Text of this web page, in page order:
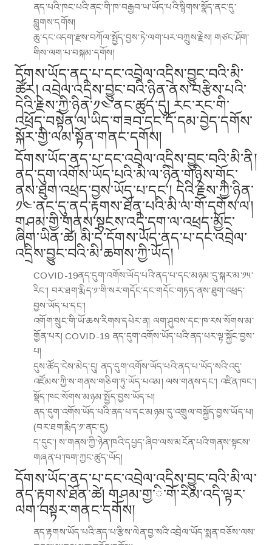
ནད་པའི་ཁང་པའི་ནང་གི་ཁ་བརྒྱབ་ཡ་ཡོད་པའི་སྙིགས་སྣོད་ནང་དུ་
བླུགས་དགོས།
ཆུ་དང་འདག་རྫས་བཀོལ་སྤྱོད་བྱས་ཏེ་ལག་པར་བཀྲུས་རྗེས། གཙང་ཤོག་
གིས་ལག་པ་བསྐམ་དགོས།
དོགས་ཡོད་ནད་པ་དང་འབྲེལ་འདྲིས་བྱུང་བའི་མི་
ཚོར། འབྲེལ་འདྲིས་བྱུང་བའི་ཉིན་ནས་བརྩིས་པའི་
དེའི་རྗེས་ཀྱི་ཉིན་༡༤་ནང་ཚུད་དུ། རང་རང་གི་
འཕྲོད་བསྟེན་ལ་ཡིད་གཟབ་དང་དོ་དམ་བྱེད་དགོས་
སྐོར་གྱི་ལམ་སྟོན་གནང་དགོས།
དོགས་ཡོད་ནད་པ་དང་འབྲེལ་འདྲིས་བྱུང་བའི་མི་ནི།
ནད་དུག་འགོས་ཡོད་པའི་མི་ལ་ཉིན་གཉིས་གོང་
ནས་ཐུག་འཕྲད་བྱས་ཡོད་པ་དང་། དེའི་རྗེས་ཀྱི་ཉིན་
༡༤་ནང་དུ་ནད་རྟགས་ཐོན་པའི་མི་ལ་གོ་དགོས་ལ།
གཤམ་གྱི་གནས་སྟངས་འདི་དག་ལ་འཕྲད་མྱོང་
ཞིག་ཡིན་ཚེ། མི་དེ་དོགས་ཡོད་ནད་པ་དང་འབྲེལ་
འདྲིས་བྱུང་བའི་མི་ཆགས་ཀྱི་ཡོད།
COVID-19ནད་དུག་འགོས་ཡོད་པའི་ནད་པ་དང་མཉམ་དུ་སྐར་མ་༡༥་
རིང་། བར་ཐག་རྨིད་༡་གི་སར་གདོང་དང་གདོང་གཏད་ནས་ཐུག་འཕྲད་
བྱས་ཡོད་པ་དང་།
འགོག་སྲུང་གི་ཡོ་ཆས་རིགས་དཔེར་ན། ལག་ཤུབས་དང་ཁ་རས་སོགས་མ་
གྱོན་པར།COVID-19 ནད་དུག་འགོས་ཡོད་པའི་ནད་པར་ལྟ་སྐྱོང་བྱས་
པ།
དུས་ཚོད་ངེས་མེད་དུ། ནད་དུག་འགོས་ཡོད་པའི་ནད་པ་ཡོད་སའི་འདུ་
འཛོམས་ཀྱི་ས་གནས་གཅིག་ཏུ་ཡོད་པའམ། ལས་གནས་དང་། འཛིན་ཁང་།
སྡོད་ཁང་སོགས་མཉམ་སྤྱོད་བྱས་ཡོད་པ།
ནད་དུག་འགོས་ཡོད་པའི་ནད་པ་དང་མཉམ་དུ་འགྲུལ་བསྐྱོད་བྱས་ཡོད་པ།
(བར་ཐག་རྨིད་༡་ནང་དུ)
ད་དུང་། ས་གནས་ཀྱི་ཉེན་ཁའི་དཔྱད་ཞིབ་ལས་མངོན་པའི་གནས་སྟངས་
གཞན་པ་ཁག་ཀྱང་ཚུད་ཡོད།
དོགས་ཡོད་ནད་པ་དང་འབྲེལ་འདྲིས་བྱུང་བའི་མི་ལ་
ནད་རྟགས་ཐོན་ཚེ། གཤམ་གྱ་ི་གོ་རིམ་འདི་ལྟར་
ལག་བསྟར་གནང་དགོས།
ནད་རྟགས་ཡོད་པའི་ནད་པ་རྩིས་ལེན་བྱ་སའི་འབྲེལ་ཡོད་སྨན་བཅོས་ལས་